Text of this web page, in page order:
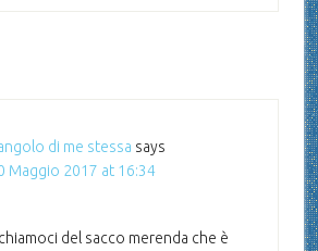
di me stessa says
Maggio 2017 at 16:34
del sacco merenda che è